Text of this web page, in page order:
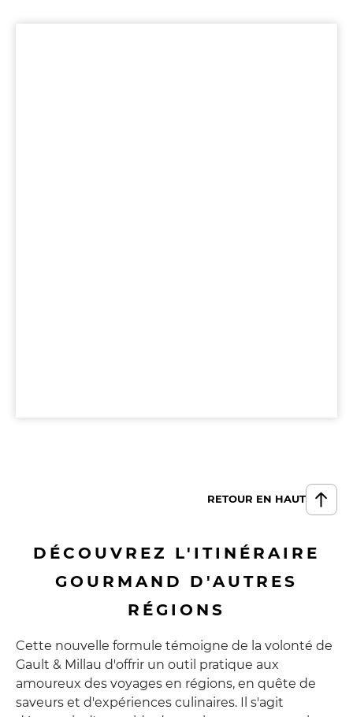
RETOUR EN HAUT
DÉCOUVREZ L'ITINÉRAIRE
GOURMAND D'AUTRES
RÉGIONS
Cette nouvelle formule témoigne de la volonté de
Gault & Millau d'offrir un outil pratique aux
amoureux des voyages en régions, en quête de
saveurs et d'expériences culinaires. Il s'agit